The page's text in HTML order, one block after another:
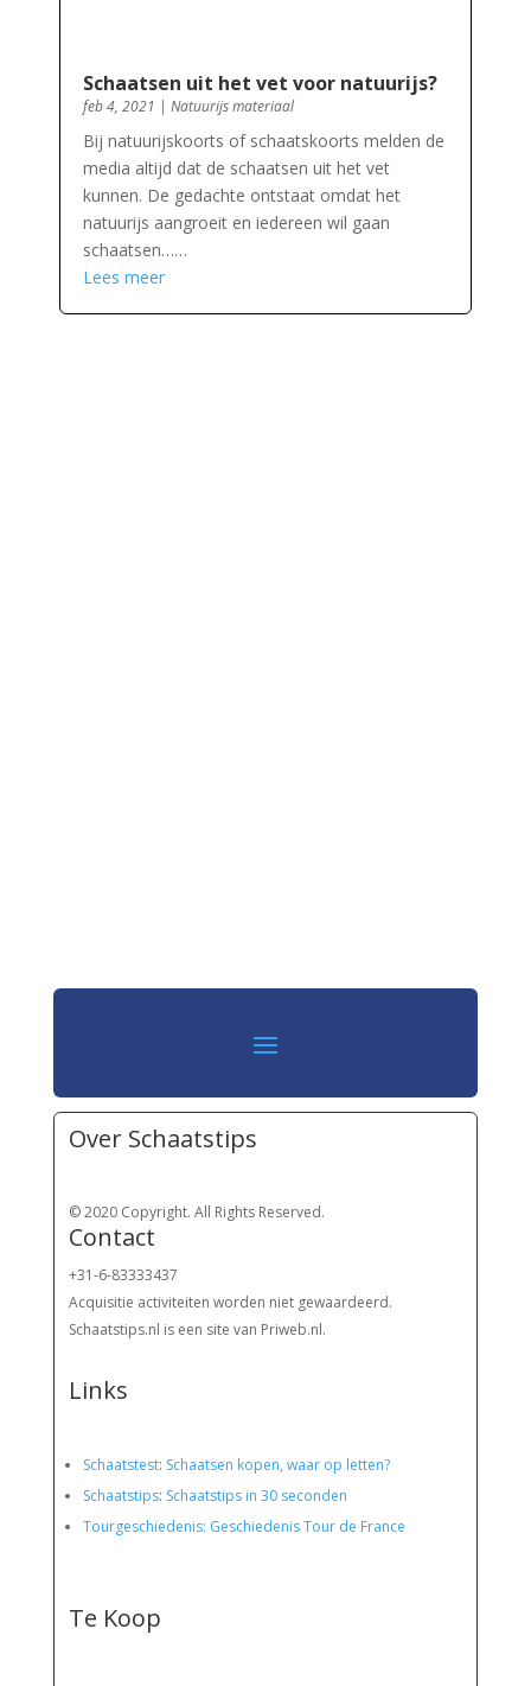
Schaatsen uit het vet voor natuurijs?
feb 4, 2021 | Natuurijs materiaal
Bij natuurijskoorts of schaatskoorts melden de
media altijd dat de schaatsen uit het vet
kunnen. De gedachte ontstaat omdat het
natuurijs aangroeit en iedereen wil gaan
schaatsen……
Lees meer
Over Schaatstips
© 2020 Copyright. All Rights Reserved.
Contact
+31-6-83333437
Acquisitie activiteiten worden niet gewaardeerd.
Schaatstips.nl is een site van Priweb.nl.
Links
Schaatstest: Schaatsen kopen, waar op letten?
Schaatstips: Schaatstips in 30 seconden
Tourgeschiedenis: Geschiedenis Tour de France
Te Koop